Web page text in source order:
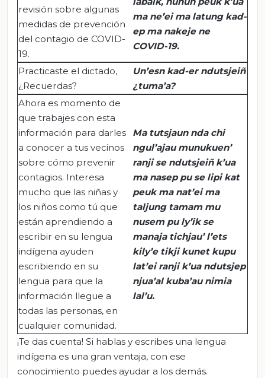
revisión sobre algunas
medidas de prevención
del contagio de COVID-
19.
ma ne’ei ma latung kad-
ep ma nakeje ne
COVID-19.
Practicaste el dictado,
¿Recuerdas?
Un’esn kad-er ndutsjeiñ
¿tuma’a?
Ahora es momento de
que trabajes con esta
información para darles
a conocer a tus vecinos
sobre cómo prevenir
contagios. Interesa
mucho que las niñas y
los niños como tú que
están aprendiendo a
escribir en su lengua
indígena ayuden
escribiendo en su
lengua para que la
información llegue a
todas las personas, en
cualquier comunidad.
Ma tutsjaun ndachi
ngul’ajau munukuen’
ranjise ndutsjeiñ k’ua
ma nasep puse lipi kat
peuk ma nat’ei ma
taljung tamammu
nusem pu ly’ikse
manaja tichjau’l’ets
kily’e tikji kunet kupu
lat’ei ranji k’ua ndutsjep
njua’al kuba’aunimia
lal’u.
¡Te das cuenta! Si hablas y escribes una lengua
indígena es una gran ventaja, con ese
conocimiento puedes ayudar a los demás.